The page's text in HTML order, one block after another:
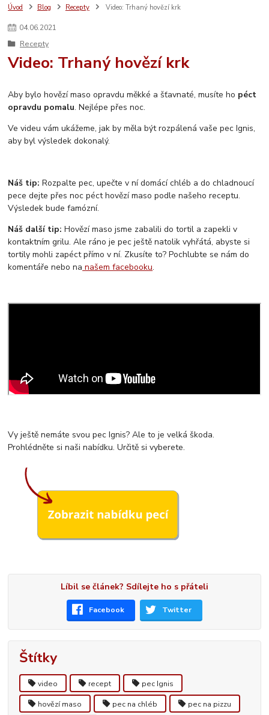
vánoce
kvásek venkovní kuchyně zahradní pec
pikantní
pečené koleno
video
měření teploty návod
návod na sestavení pece
vánoční výstava
Úvod Blog Recepty Video: Trhaný hovězí krk
04.06.2021
Recepty
Video: Trhaný hovězí krk
Aby bylo hovězí maso opravdu měkké a šťavnaté, musíte ho péct
opravdu pomalu. Nejlépe přes noc.
Ve videu vám ukážeme, jak by měla být rozpálená vaše pec Ignis,
aby byl výsledek dokonalý.
Náš tip: Rozpalte pec, upečte v ní domácí chléb a do chladnoucí
pece dejte přes noc péct hovězí maso podle našeho receptu.
Výsledek bude famózní.
Náš další tip:Hovězí maso jsme zabalili do tortil a zapekli v
kontaktním grilu. Ale ráno je pec ještě natolik vyhřátá, abyste si
tortily mohli zapéct přímo v ní. Zkusíte to? Pochlubte se nám do
komentáře nebo na našem facebooku.
Vy ještě nemáte svou pec Ignis? Ale to je velká škoda.
Prohlédněte si naši nabídku. Určitě si vyberete.
Líbil se článek? Sdílejte ho s přáteli
Facebook Twitter
Štítky
video recept pec Ignis
hovězí maso pec na chléb pec na pizzu